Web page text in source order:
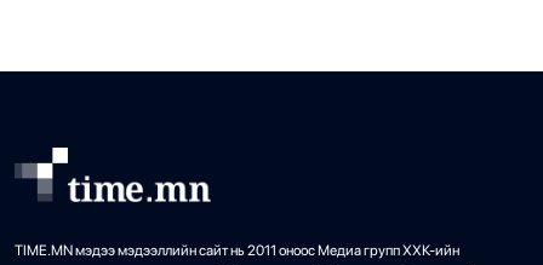
TIME.MN мэдээ мэдээллийн сайт нь 2011 оноос Медиа групп ХХК-ийн